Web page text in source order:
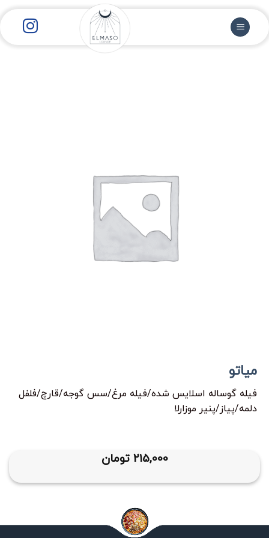
محتوا
میاتو
فیله گوساله اسلایس شده/فیله مرغ/سس گوجه/قارچ/فلفل
دلمه/پیاز/پنیر موزارلا
215,000 تومان